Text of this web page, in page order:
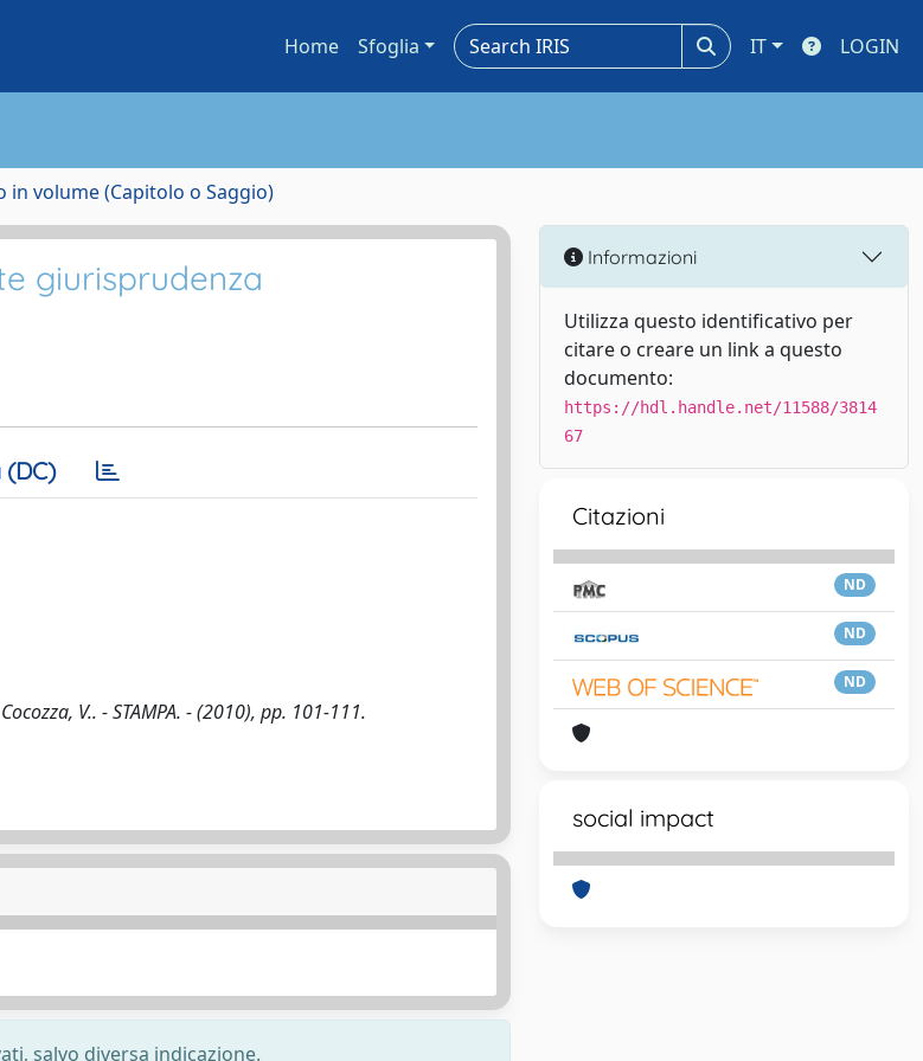
Home Sfoglia IT LOGIN
in volume (Capitolo o Saggio)
giurisprudenza
V.. - STAMPA. - (2010), pp. 101-111.
salvo diversa indicazione.
Informazioni
Utilizza questo identificativo per
citare o creare un link a questo
documento:
https://hdl.handle.net/11588/3814
67
Citazioni
ND
ND
ND
social impact